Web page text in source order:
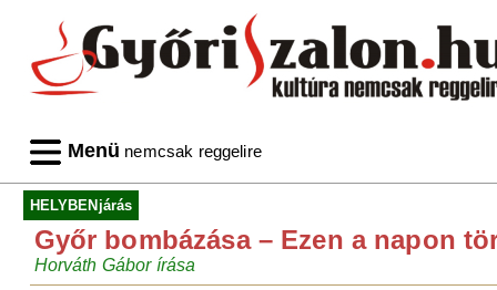
Menü nemcsak reggelire
HELYBENjárás
Győr bombázása – Ezen a napon
Horváth Gábor írása